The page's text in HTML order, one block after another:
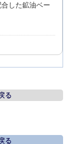
した鉱油ベー
る
る